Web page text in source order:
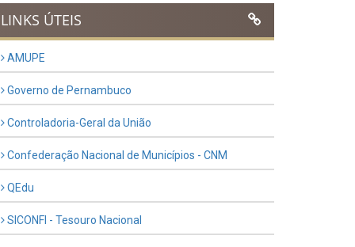
Previous Next
LINKS ÚTEIS
AMUPE
Governo de Pernambuco